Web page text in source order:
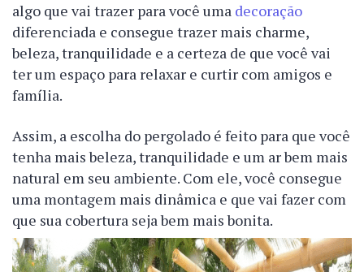
algo que vai trazer para você uma decoração
diferenciada e consegue trazer mais charme,
beleza, tranquilidade e a certeza de que você vai
ter um espaço para relaxar e curtir com amigos e
família.
Assim, a escolha do pergolado é feito para que você
tenha mais beleza, tranquilidade e um ar bem mais
natural em seu ambiente. Com ele, você consegue
uma montagem mais dinâmica e que vai fazer com
que sua cobertura seja bem mais bonita.